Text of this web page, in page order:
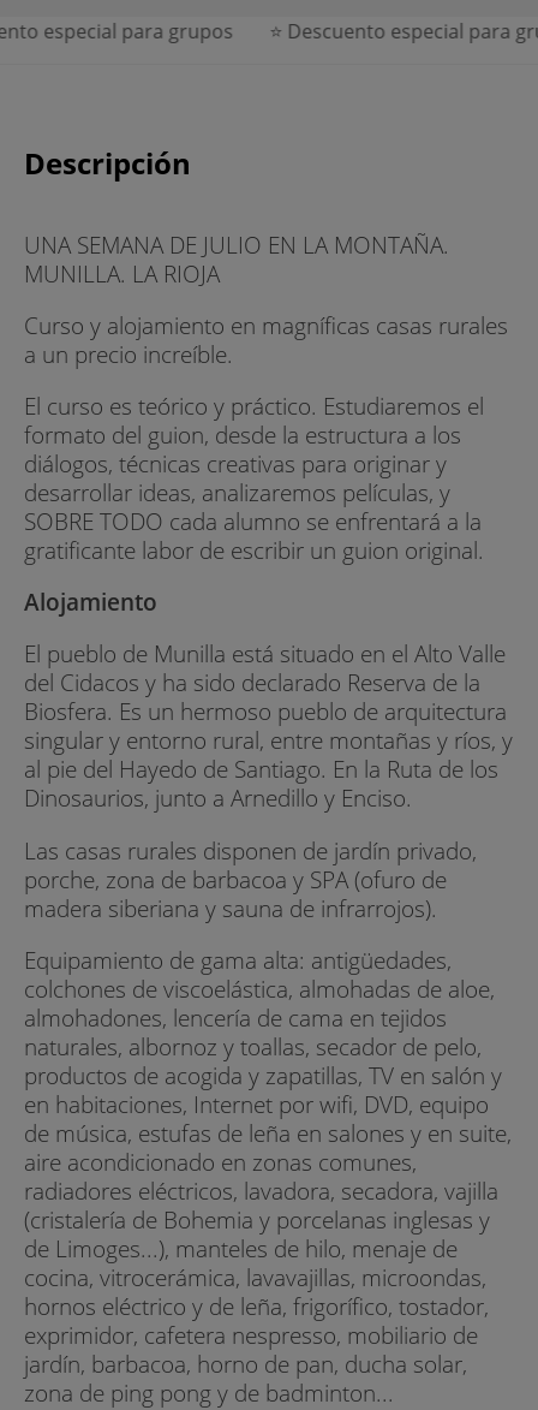
especial para grupos ⭐ Descuento especial para
Descripción
UNA SEMANA DE JULIO EN LA MONTAÑA.
MUNILLA. LA RIOJA
Curso y alojamiento en magníficas casas rurales
a un precio increíble.
El curso es teórico y práctico. Estudiaremos el
formato del guion, desde la estructura a los
diálogos, técnicas creativas para originar y
desarrollar ideas, analizaremos películas, y
SOBRE TODO cada alumno se enfrentará a la
gratificante labor de escribir un guion original.
Alojamiento
El pueblo de Munilla está situado en el Alto Valle
del Cidacos y ha sido declarado Reserva de la
Biosfera. Es un hermoso pueblo de arquitectura
singular y entorno rural, entre montañas y ríos, y
al pie del Hayedo de Santiago. En la Ruta de los
Dinosaurios, junto a Arnedillo y Enciso.
Las casas rurales disponen de jardín privado,
porche, zona de barbacoa y SPA (ofuro de
madera siberiana y sauna de infrarrojos).
Equipamiento de gama alta: antigüedades,
colchones de viscoelástica, almohadas de aloe,
almohadones, lencería de cama en tejidos
naturales, albornoz y toallas, secador de pelo,
productos de acogida y zapatillas, TV en salón y
en habitaciones, Internet por wifi, DVD, equipo
de música, estufas de leña en salones y en suite,
aire acondicionado en zonas comunes,
radiadores eléctricos, lavadora, secadora, vajilla
(cristalería de Bohemia y porcelanas inglesas y
de Limoges...), manteles de hilo, menaje de
cocina, vitrocerámica, lavavajillas, microondas,
hornos eléctrico y de leña, frigorífico, tostador,
exprimidor, cafetera nespresso, mobiliario de
jardín, barbacoa, horno de pan, ducha solar,
zona de ping pong y de badminton...